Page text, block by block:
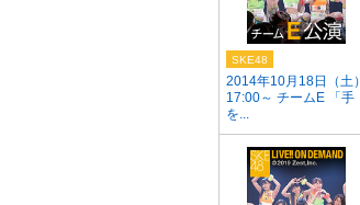
2014年10月18日（土）
17:00～ チームE 「手
を...
SKE48